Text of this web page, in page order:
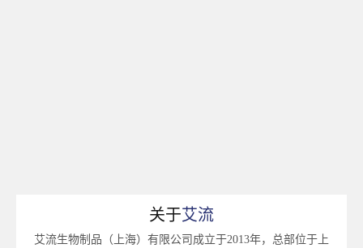
关于艾流
艾流生物制品（上海）有限公司成立于2013年，总部位于上